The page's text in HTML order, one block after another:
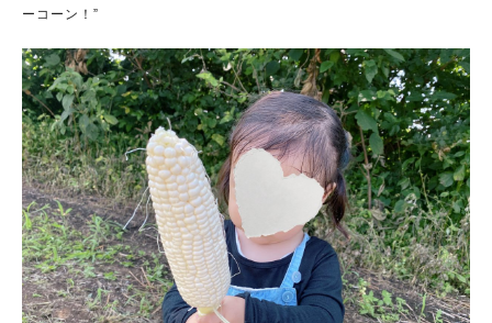
ーコーン！”